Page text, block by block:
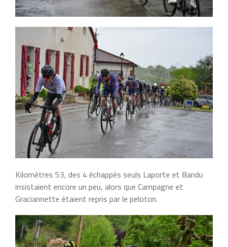
Kilomètres 53, des 4 échappés seuls Laporte et Bandu
insistaient encore un peu, alors que Campagne et
Graciannette étaient repris par le peloton.